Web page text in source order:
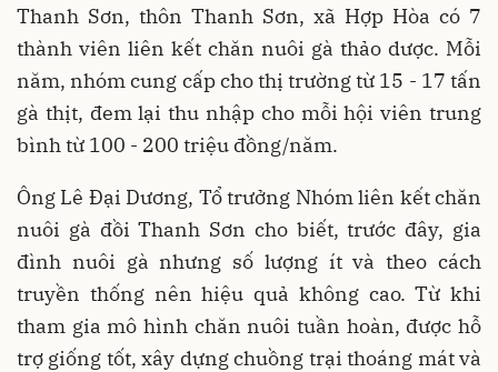
Thanh Sơn, thôn Thanh Sơn, xã Hợp Hòa có 7
thành viên liên kết chăn nuôi gà thảo dược. Mỗi
năm, nhóm cung cấp cho thị trường từ 15 - 17 tấn
gà thịt, đem lại thu nhập cho mỗi hội viên trung
bình từ 100 - 200 triệu đồng/năm.
Ông Lê Đại Dương, Tổ trưởng Nhóm liên kết chăn
nuôi gà đồi Thanh Sơn cho biết, trước đây, gia
đình nuôi gà nhưng số lượng ít và theo cách
truyền thống nên hiệu quả không cao. Từ khi
tham gia mô hình chăn nuôi tuần hoàn, được hỗ
trợ giống tốt, xây dựng chuồng trại thoáng mát và